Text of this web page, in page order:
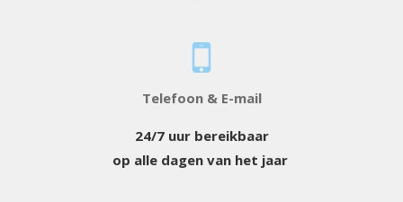
Telefoon & E-mail
24/7 uur bereikbaar
op alle dagen van het jaar